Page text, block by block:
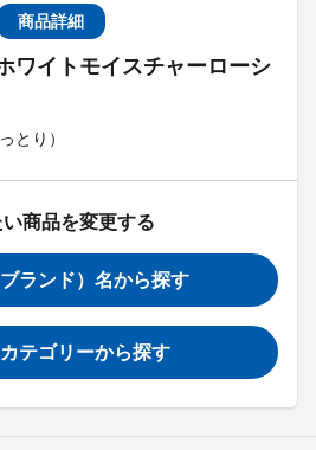
商品詳細
イトモイスチャーローシ
とり）
商品を変更する
ランド）名から探す
テゴリーから探す